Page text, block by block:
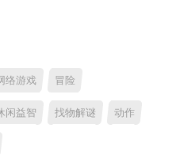
络游戏 冒险
闲益智 找物解谜 动作